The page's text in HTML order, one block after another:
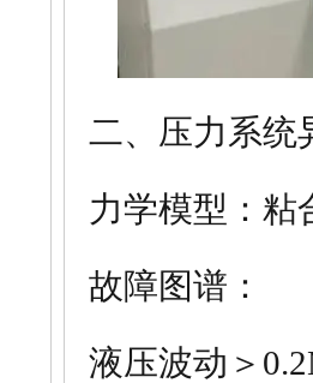
二、压力系统
力学模型：
故障图谱：
液压波动＞